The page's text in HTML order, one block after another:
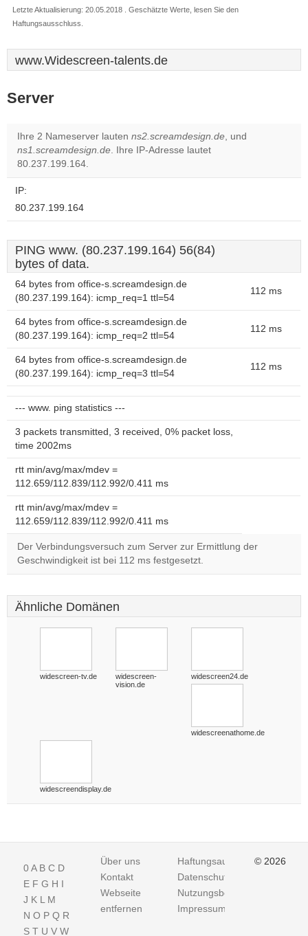
Letzte Aktualisierung: 20.05.2018 . Geschätzte Werte, lesen Sie den
Haftungsausschluss.
www.Widescreen-talents.de
Server
Ihre 2 Nameserver lauten ns2.screamdesign.de, und
ns1.screamdesign.de. Ihre IP-Adresse lautet
80.237.199.164.
IP:
80.237.199.164
PING www. (80.237.199.164) 56(84)
bytes of data.
64 bytes from office-s.screamdesign.de
(80.237.199.164): icmp_req=1 ttl=54
112 ms
64 bytes from office-s.screamdesign.de
(80.237.199.164): icmp_req=2 ttl=54
112 ms
64 bytes from office-s.screamdesign.de
(80.237.199.164): icmp_req=3 ttl=54
112 ms
--- www. ping statistics ---
3 packets transmitted, 3 received, 0% packet loss,
time 2002ms
rtt min/avg/max/mdev =
112.659/112.839/112.992/0.411 ms
rtt min/avg/max/mdev =
112.659/112.839/112.992/0.411 ms
Der Verbindungsversuch zum Server zur Ermittlung der
Geschwindigkeit ist bei 112 ms festgesetzt.
Ähnliche Domänen
widescreen-tv.de
widescreen-
vision.de
widescreen24.de
widescreenathome.de
widescreendisplay.de
0A B C D
E F G H I
J K L M
N O P Q R
S T U V W
Über uns
Kontakt
Webseite
entfernen
Haftungsausschluss
Datenschutz
Nutzungsbedingungen
Impressum
© 2026